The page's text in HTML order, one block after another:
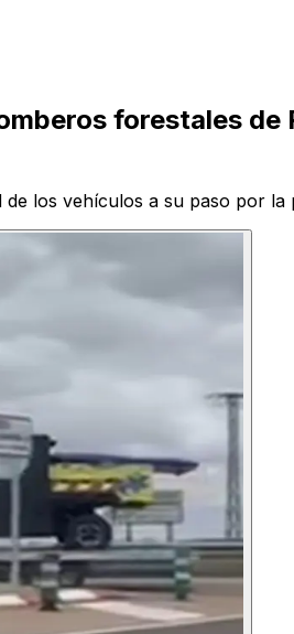
forestales de
los vehículos a su paso por la